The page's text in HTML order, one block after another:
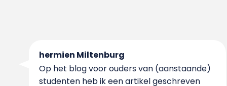
hermien Miltenburg
Op het blog voor ouders van (aanstaande)
studenten heb ik een artikel geschreven